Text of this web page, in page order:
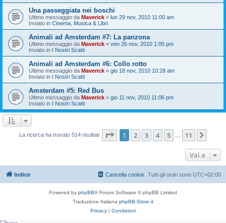
Una passeggiata nei boschi
Ultimo messaggio da Maverick « lun 29 nov, 2010 11:00 am
Inviato in Cinema, Musica & Libri
Animali ad Amsterdam #7: La panzona
Ultimo messaggio da Maverick « ven 26 nov, 2010 1:05 pm
Inviato in I Nostri Scatti
Animali ad Amsterdam #6: Collo rotto
Ultimo messaggio da Maverick « gio 18 nov, 2010 10:28 am
Inviato in I Nostri Scatti
Amsterdam #5: Red Bus
Ultimo messaggio da Maverick « gio 11 nov, 2010 11:06 pm
Inviato in I Nostri Scatti
La ricerca ha trovato 514 risultati Pagina di 11
1 2 3 4 5 11
Vai a
Indice Tutti gli orari sono UTC+02:00
Cancella cookie
Powered by phpBB® Forum Software © phpBB Limited
Traduzione Italiana phpBB-Store.it
Privacy | Condizioni